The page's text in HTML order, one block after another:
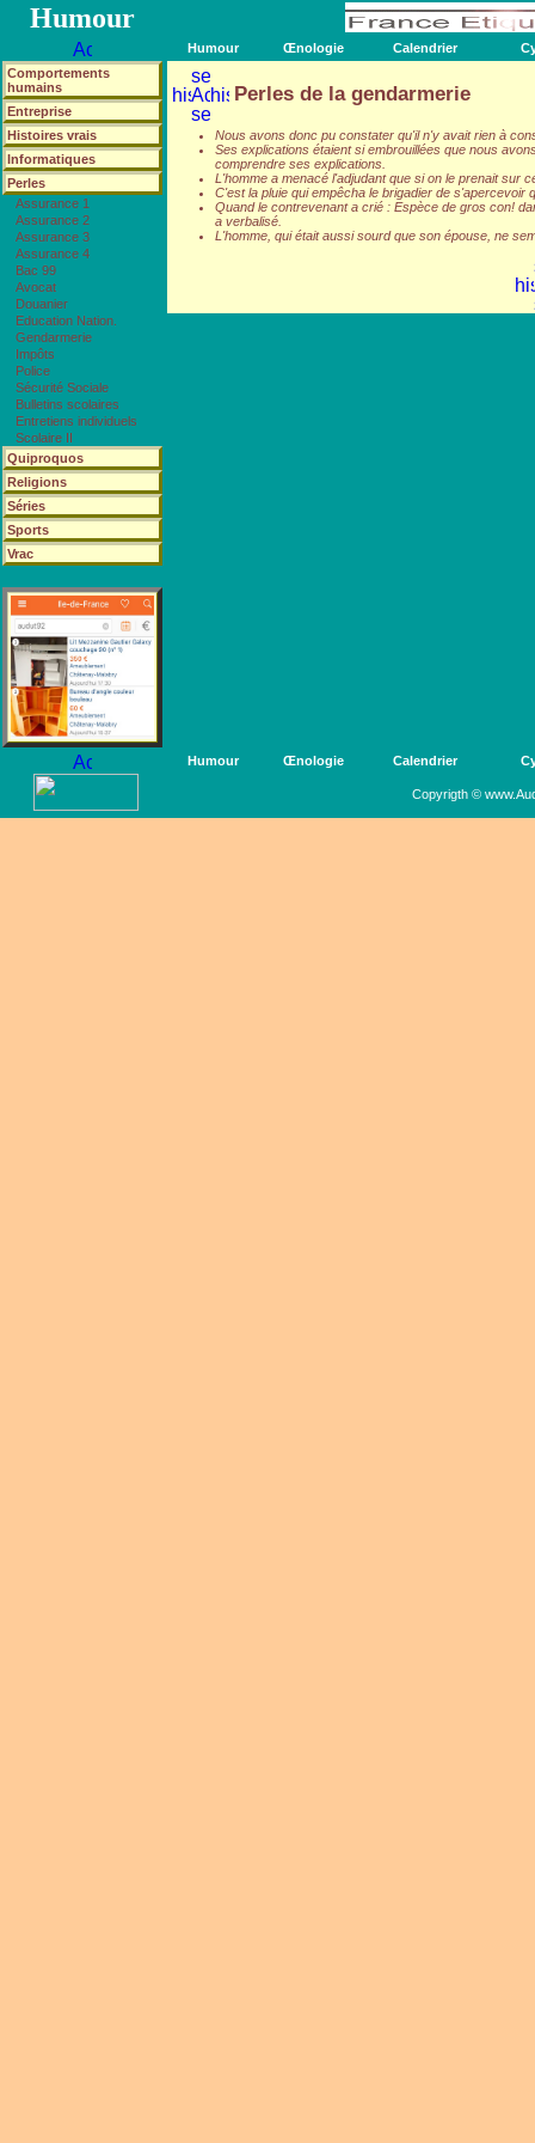
Humour
Humour Œnologie Calendrier
Comportements
humains
Entreprise
Histoires vrais
Informatiques
Perles
Assurance 1
Assurance 2
Assurance 3
Assurance 4
Bac 99
Avocat
Douanier
Education Nation.
Gendarmerie
Impôts
Police
Sécurité Sociale
Bulletins scolaires
Entretiens individuels
Scolaire II
Quiproquos
Religions
Séries
Sports
Vrac
Perles de la gendarmerie
Nous avons donc pu constater qu'il n'y avait rien à
Ses explications étaient si embrouillées que nous
comprendre ses explications.
L'homme a menacé l'adjudant que si on le prenait sur
C'est la pluie qui empêcha le brigadier de s'apercevoir
Quand le contrevenant a crié : Espèce de gros con!
a verbalisé.
L'homme, qui était aussi sourd que son épouse, ne
Humour Œnologie Calendrier
Copyrigth ©